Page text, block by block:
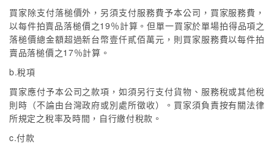
買家除支付落槌價外，另須支付服務費予本公司，買家服務費，
以每件拍賣品落槌價之19％計算。但單一買家於單場拍得品項之
落槌價總金額超過新台幣壹仟貳佰萬元，則買家服務費以每件拍
賣品落槌價之17％計算。
b.稅項
買家應付予本公司之款項，如須另行支付貨物、服務稅或其他稅
則時（不論由台灣政府或別處所徵收）。買家須負責按有關法律
所規定之稅率及時間，自行繳付稅款。
c.付款